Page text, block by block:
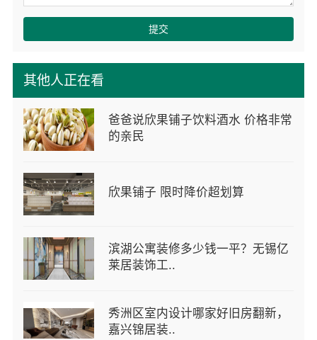
其他人正在看
爸爸说欣果铺子饮料酒水 价格非常
的亲民
欣果铺子 限时降价超划算
滨湖公寓装修多少钱一平？无锡亿
莱居装饰工..
秀洲区室内设计哪家好旧房翻新，
嘉兴锦居装..
提交